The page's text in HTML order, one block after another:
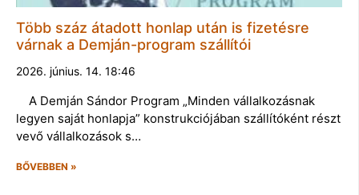
Több száz átadott honlap után is fizetésre
várnak a Demján-program szállítói
2026. június. 14. 18:46
A Demján Sándor Program „Minden vállalkozásnak
legyen saját honlapja” konstrukciójában szállítóként részt
vevő vállalkozások s…
BŐVEBBEN »